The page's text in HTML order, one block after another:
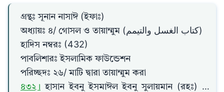
গ্রন্থঃ সূনান নাসাঈ (ইফাঃ)
অধ্যায়ঃ ৪/ গোসল ও তায়াম্মুম (كتاب الغسل والتيمم)
হাদিস নম্বরঃ (432)
পাবলিশারঃ ইসলামিক ফাউন্ডেশন
পরিচ্ছদঃ ২৬/ মাটি দ্বারা তায়াম্মুম করা
৪৩২। হাসান ইবনু ইসমাঈল ইবনু সুলায়মান (রহঃ) …